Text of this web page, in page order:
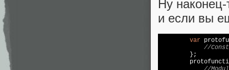
Ну
и если вы
var
//
        };